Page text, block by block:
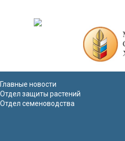
Главные новости
Отдел защиты растений
Отдел семеноводства